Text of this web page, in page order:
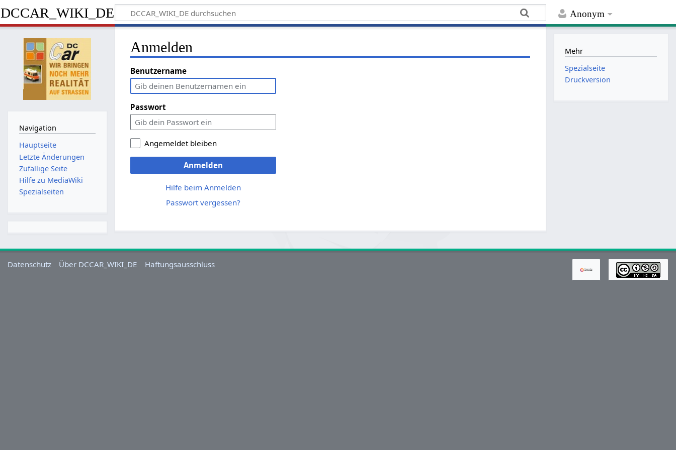
Anonym
DCCAR_WIKI_DE
Anmelden
Benutzername
Passwort
Angemeldet bleiben
Anmelden
Hilfe beim Anmelden
Passwort vergessen?
Navigation
Hauptseite
Letzte Änderungen
Zufällige Seite
Hilfe zu MediaWiki
Spezialseiten
Mehr
Spezialseite
Druckversion
Datenschutz Über DCCAR_WIKI_DE Haftungsausschluss